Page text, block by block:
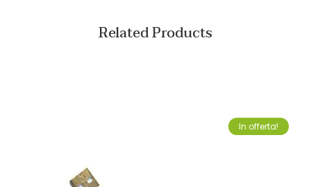
Related Products
In offerta!